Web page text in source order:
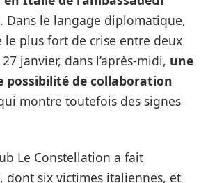
. Dans le langage diplomatique,
le plus fort de crise entre deux
janvier, dans l’après-midi, une
possibilité de collaboration
montre toutefois des signes
Le Constellation a fait
dont six victimes italiennes, et